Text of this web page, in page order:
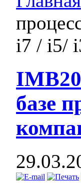
i7 / i5/
базе